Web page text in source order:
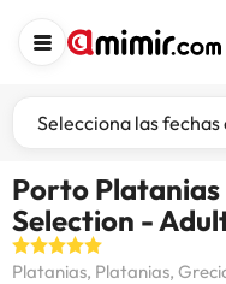
Selecciona las fechas
Porto Platanias
Selection -
Platanias, Platanias,